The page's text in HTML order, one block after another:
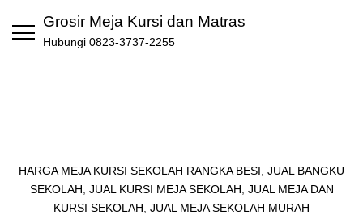
Grosir Meja Kursi dan Matras
Hubungi 0823-3737-2255
HARGA MEJA KURSI SEKOLAH RANGKA BESI JUAL BANGKU
SEKOLAH JUAL KURSI MEJA SEKOLAH JUAL MEJA DAN
KURSI SEKOLAH JUAL MEJA SEKOLAH MURAH